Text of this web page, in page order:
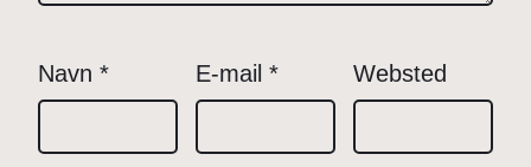
Navn * E-mail * Websted